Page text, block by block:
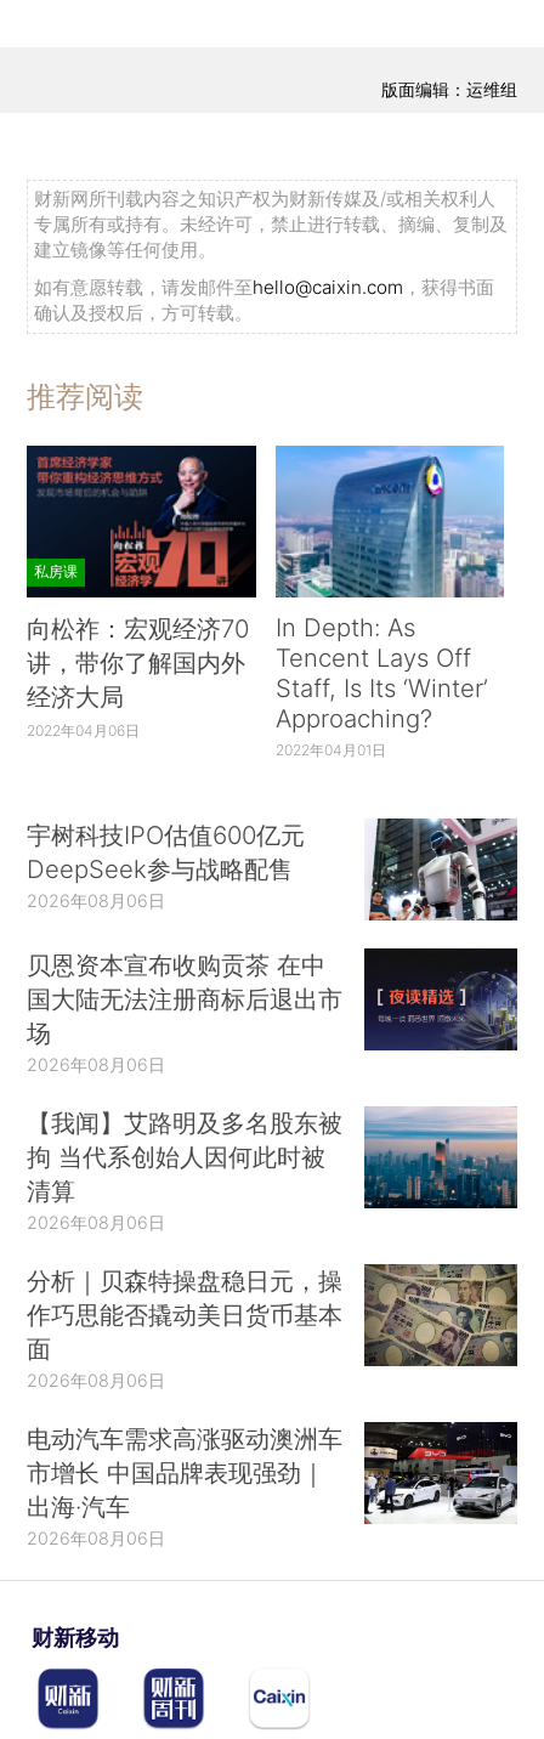
版面编辑：运维组
财新网所刊载内容之知识产权为财新传媒及/或相关权利人
专属所有或持有。未经许可，禁止进行转载、摘编、复制及
建立镜像等任何使用。
如有意愿转载，请发邮件至hello@caixin.com ，获得书面
确认及授权后，方可转载。
推荐阅读
私房课
向松祚：宏观经济70
讲，带你了解国内外
经济大局
2022年04月06日
In Depth: As
Tencent Lays Off
Staff, Is Its ‘Winter’
Approaching?
2022年04月01日
宇树科技IPO估值600亿元
DeepSeek参与战略配售
2026年08月06日
贝恩资本宣布收购贡茶 在中
国大陆无法注册商标后退出市
场
2026年08月06日
【我闻】艾路明及多名股东被
拘 当代系创始人因何此时被
清算
2026年08月06日
分析｜贝森特操盘稳日元，操
作巧思能否撬动美日货币基本
面
2026年08月06日
电动汽车需求高涨驱动澳洲车
市增长 中国品牌表现强劲｜
出海·汽车
2026年08月06日
财新移动